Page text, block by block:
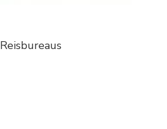
Reisbureaus